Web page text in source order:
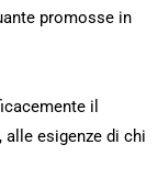
promosse in
il
alle esigenze di chi